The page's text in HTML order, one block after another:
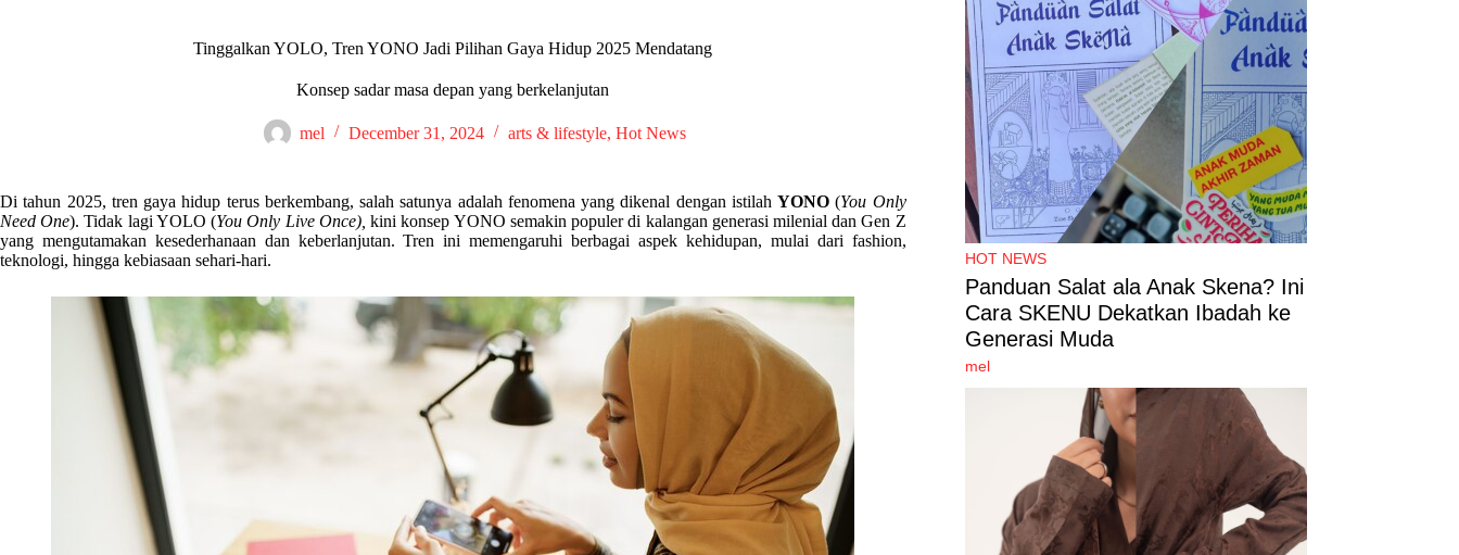
Tinggalkan YOLO, Tren YONO Jadi Pilihan Gaya Hidup 2025 Mendatang
Konsep sadar masa depan yang berkelanjutan
mel December 31, 2024 arts & lifestyle, Hot News
Di tahun 2025, tren gaya hidup terus berkembang, salah satunya adalah fenomena yang dikenal dengan istilahYONO (You Only
Need One). Tidak lagi YOLO (You Only Live Once),kini konsep YONO semakin populer di kalangan generasi milenial dan Gen Z
yang mengutamakan kesederhanaan dan keberlanjutan. Tren ini memengaruhi berbagai aspek kehidupan, mulai dari fashion,
teknologi, hingga kebiasaan sehari-hari.
HOT NEWS
Panduan Salat ala Anak Skena? Ini
Cara SKENU Dekatkan Ibadah ke
Generasi Muda
mel